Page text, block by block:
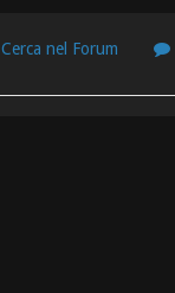
Cerca nel Forum